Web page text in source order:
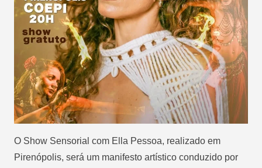
O Show Sensorial com Ella Pessoa, realizado em
Pirenópolis, será um manifesto artístico conduzido por